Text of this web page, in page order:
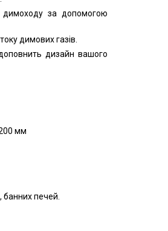
димоходу за допомогою
димових газів.
дизайн вашого
мм
печей.